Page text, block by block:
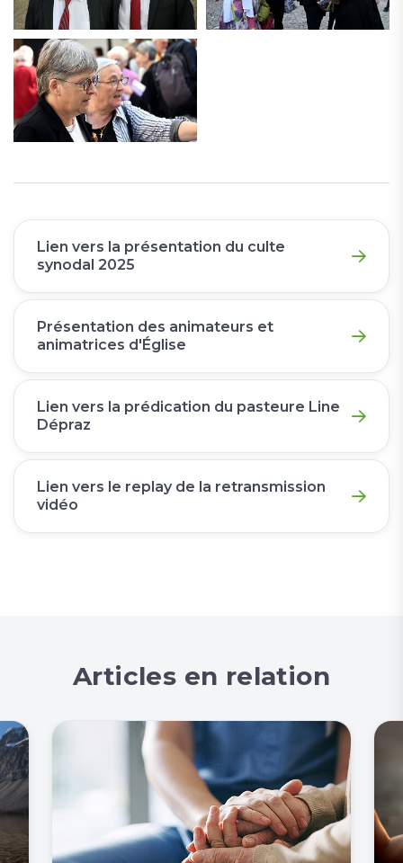
Lien vers la présentation du culte
synodal 2025
Présentation des animateurs et
animatrices d'Église
Lien vers la prédication du pasteure Line
Dépraz
Lien vers le replay de la retransmission
vidéo
Articles en relation